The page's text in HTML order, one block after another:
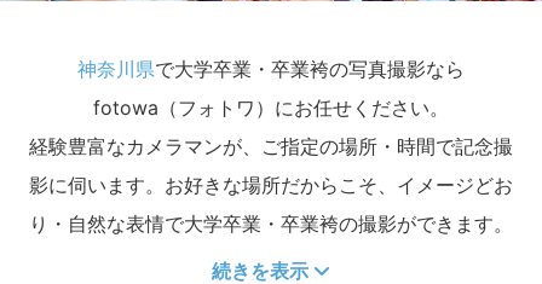
神奈川県で大学卒業・卒業袴の写真撮影なら
fotowa（フォトワ）にお任せください。
経験豊富なカメラマンが、ご指定の場所・時間で記念撮
影に伺います。お好きな場所だからこそ、イメージどお
り・自然な表情で大学卒業・卒業袴の撮影ができます。
続きを表示